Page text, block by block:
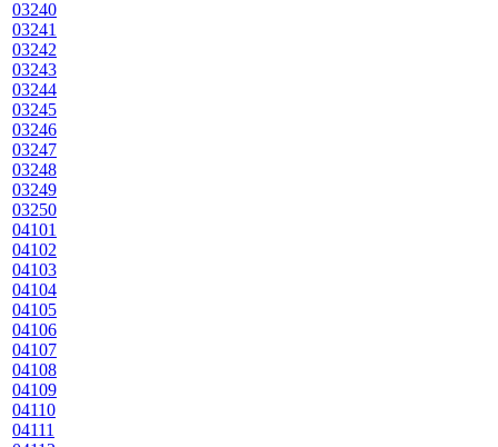
03240
03241
03242
03243
03244
03245
03246
03247
03248
03249
03250
04101
04102
04103
04104
04105
04106
04107
04108
04109
04110
04111